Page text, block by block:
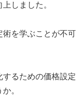
しました。
術を学ぶことが不可
するための価格設定
。